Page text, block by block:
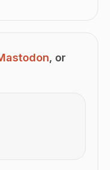
, or